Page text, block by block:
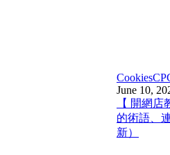
Cookies
June 10,
【 開網
的術語、
新）